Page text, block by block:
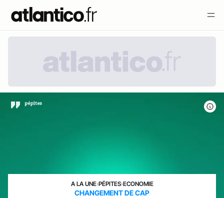
A LA UNE›PÉPITES›ECONOMIE
CHANGEMENT DE CAP